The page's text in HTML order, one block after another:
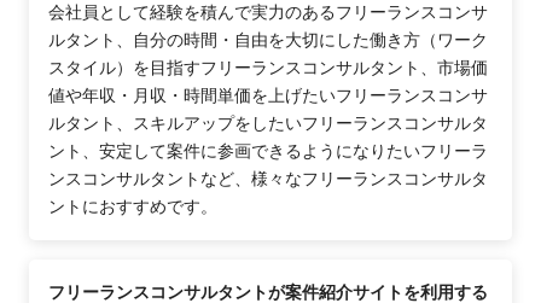
会社員として経験を積んで実力のあるフリーランスコンサ
ルタント、自分の時間・自由を大切にした働き方（ワーク
スタイル）を目指すフリーランスコンサルタント、市場価
値や年収・月収・時間単価を上げたいフリーランスコンサ
ルタント、スキルアップをしたいフリーランスコンサルタ
ント、安定して案件に参画できるようになりたいフリーラ
ンスコンサルタントなど、様々なフリーランスコンサルタ
ントにおすすめです。
フリーランスコンサルタントが案件紹介サイトを利用する